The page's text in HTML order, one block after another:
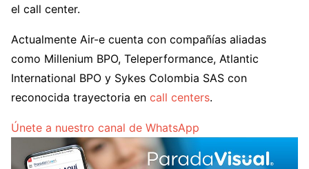
el call center.
Actualmente Air-e cuenta con compañías aliadas
como Millenium BPO, Teleperformance, Atlantic
International BPO y Sykes Colombia SAS con
reconocida trayectoria en call centers.
Únete a nuestro canal de WhatsApp